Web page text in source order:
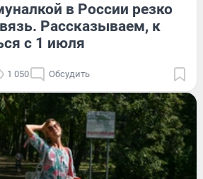
в России резко
Рассказываем, к
с 1 июля
1 050 Обсудить